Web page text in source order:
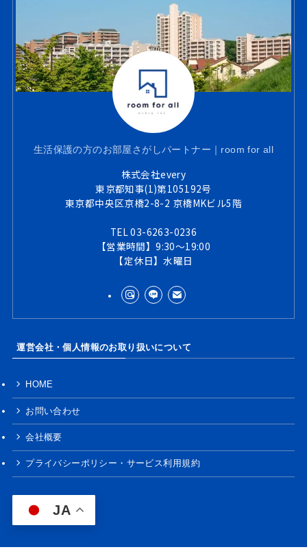
生活保護の方のお部屋さがしパートナー｜room for all
株式会社every
東京都知事(1)第105192号
東京都中央区京橋2-8-2 京橋MKビル5階
TEL 03-6263-0236
【営業時間】9:30～19:00
【定休日】水曜日
運営会社・個人情報のお取り扱いについて
HOME
お問い合わせ
会社概要
プライバシーポリシー・サービス利用規約
JA